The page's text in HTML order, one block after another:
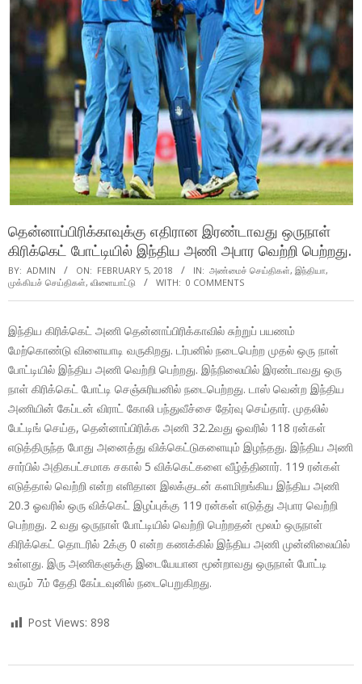
தென்னாப்பிரிக்காவுக்கு எதிரான இரண்டாவது ஒருநாள்
கிரிக்கெட் போட்டியில் இந்திய அணி அபார வெற்றி பெற்றது.
BY: ADMIN ON: FEBRUARY 5, 2018 IN: அண்மைச் செய்திகள், இந்தியா,
முக்கியச் செய்திகள், விளையாட்டு WITH: 0 COMMENTS
இந்திய கிரிக்கெட் அணி தென்னாப்பிரிக்காவில் சுற்றுப் பயணம்
மேற்கொண்டு விளையாடி வருகிறது. டர்பனில் நடைபெற்ற முதல் ஒரு நாள்
போட்டியில் இந்திய அணி வெற்றி பெற்றது. இந்நிலையில் இரண்டாவது ஒரு
நாள் கிரிக்கெட் போட்டி செஞ்சுரியனில் நடைபெற்றது. டாஸ் வென்ற இந்திய
அணியின் கேப்டன் விராட் கோலி பந்துவீச்சை தேர்வு செய்தார். முதலில்
பேட்டிங் செய்த, தென்னாப்பிரிக்க அணி 32.2வது ஓவரில் 118 ரன்கள்
எடுத்திருந்த போது அனைத்து விக்கெட்டுகளையும் இழந்தது. இந்திய அணி
சார்பில் அதிகபட்சமாக சகால் 5 விக்கெட்களை வீழ்த்தினார். 119 ரன்கள்
எடுத்தால் வெற்றி என்ற எளிதான இலக்குடன் களமிறங்கிய இந்திய அணி
20.3 ஓவரில் ஒரு விக்கெட் இழப்புக்கு 119 ரன்கள் எடுத்து அபார வெற்றி
பெற்றது. 2 வது ஒருநாள் போட்டியில் வெற்றி பெற்றதன் மூலம் ஒருநாள்
கிரிக்கெட் தொடரில் 2க்கு 0 என்ற கணக்கில் இந்திய அணி முன்னிலையில்
உள்ளது. இரு அணிகளுக்கு இடையேயான மூன்றாவது ஒருநாள் போட்டி
வரும் 7ம் தேதி கேப்டவுனில் நடைபெறுகிறது.
Post Views: 898